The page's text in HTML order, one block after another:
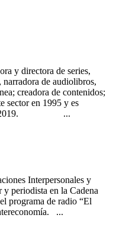
y directora de series,
de audiolibros,
creadora de contenidos;
sector en 1995 y es
de 2019. ...
Interpersonales y
periodista en la Cadena
programa de radio “El
...